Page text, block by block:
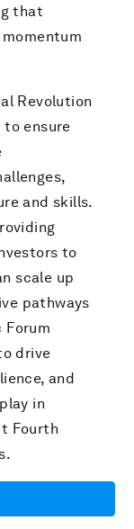
that
Revolution
ensure
and skills.
to
scale up
pathways
Forum
drive
and
in
Fourth